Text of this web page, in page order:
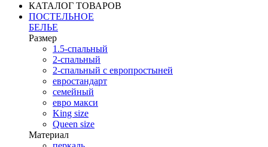
КАТАЛОГ ТОВАРОВ
ПОСТЕЛЬНОЕ
БЕЛЬЕ
Размер
1.5-спальный
2-спальный
2-спальный с европростыней
евростандарт
семейный
евро макси
King size
Queen size
Материал